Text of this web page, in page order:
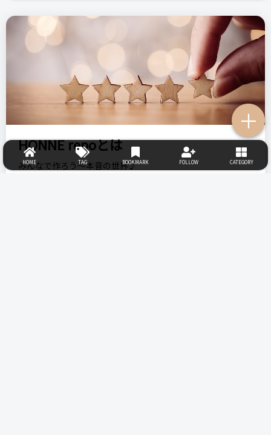
＋
HONNE repoとは
みんなで作ろう～本音の世界♪
HOME TAG BOOKMARK FOLLOW CATEGORY